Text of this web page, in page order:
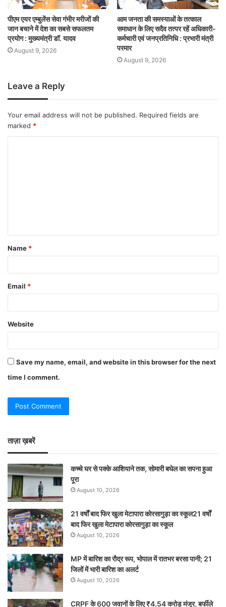
पीएम एयर एम्बुलेंस सेवा गंभीर मरीजों की
जान बचाने में देश का सबसे सफलतम
प्रयोग : मुख्यमंत्री डॉ. यादव
August 9, 2026
आम जनता की समस्याओं के तत्काल
समाधान के लिए सदैव तत्पर रहें अधिकारी-
कर्मचारी एवं जनप्रतिनिधि : प्रभारी मंत्री
परमार
August 9, 2026
Leave a Reply
Your email address will not be published. Required fields are
marked *
Name *
Email *
Website
Save my name, email, and website in this browser for the next
time I comment.
ताज़ा ख़बरें
कच्चे घर से पक्के आशियाने तक, सोमारी बघेल का सपना हुआ
पूरा
August 10, 2026
21 वर्षों बाद फिर खुला मेटापारा कोरसागुड़ा का स्कूल21 वर्षों
बाद फिर खुला मेटापारा कोरसागुड़ा का स्कूल
August 10, 2026
MP में बारिश का रौद्र रूप, भोपाल में रातभर बरसा पानी; 21
जिलों में भारी बारिश का अलर्ट
August 10, 2026
CRPF के 600 जवानों के लिए ₹4.54 करोड़ मंजूर, बर्फीले